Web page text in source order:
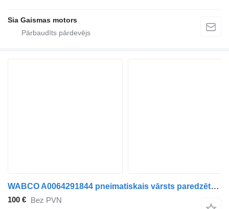
Sia Gaismas motors
WABCO A0064291844 pneimatiskais vārsts paredzēts Mercedes-Benz Intouro autobusa
100 € Bez PVN